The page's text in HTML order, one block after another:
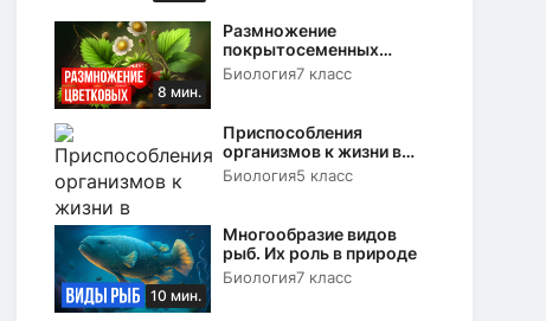
8 мин.
Размножение
покрытосеменных
растений. Вегетативное и
Биология7 класс
Приспособления
организмов к жизни в
природе
Биология5 класс
10 мин.
Многообразие видов
рыб. Их роль в природе
Биология7 класс